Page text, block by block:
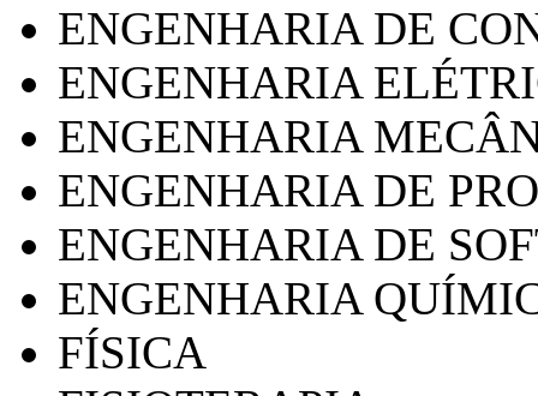
ENGENHARIA DE
ENGENHARIA
ENGENHARIA
ENGENHARIA DE
ENGENHARIA DE
ENGENHARIA
FÍSICA